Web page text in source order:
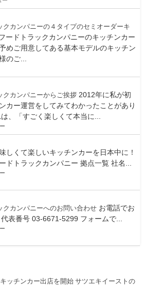
クカンパニーの４タイプのセミオーダーキ
ードトラックカンパニーのキッチンカー
めご用意してある基本モデルのキッチン
のご...
クカンパニーからご挨拶 2012年に私が初
カー運営をしてみてわかったことがあり
、「すごく楽しくて本当に...
しくて楽しいキッチンカーを日本中に！
ドトラックカンパニー 拠点一覧 社名...
クカンパニーへのお問い合わせ お電話でお
表番号 03-6671-5299 フォームで...
ッチンカー出店を開始 サツエキイーストの